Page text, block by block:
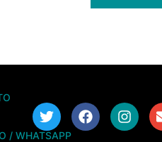
/ WHATSAPP